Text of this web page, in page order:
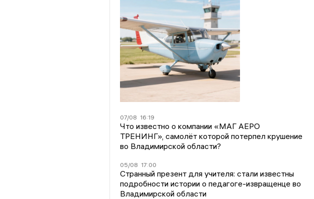
07/08 16:19
Что известно о компании «МАГ АЕРО
ТРЕНИНГ», самолёт которой потерпел крушение
во Владимирской области?
05/08 17:00
Странный презент для учителя: стали известны
подробности истории о педагоге-извращенце во
Владимирской области